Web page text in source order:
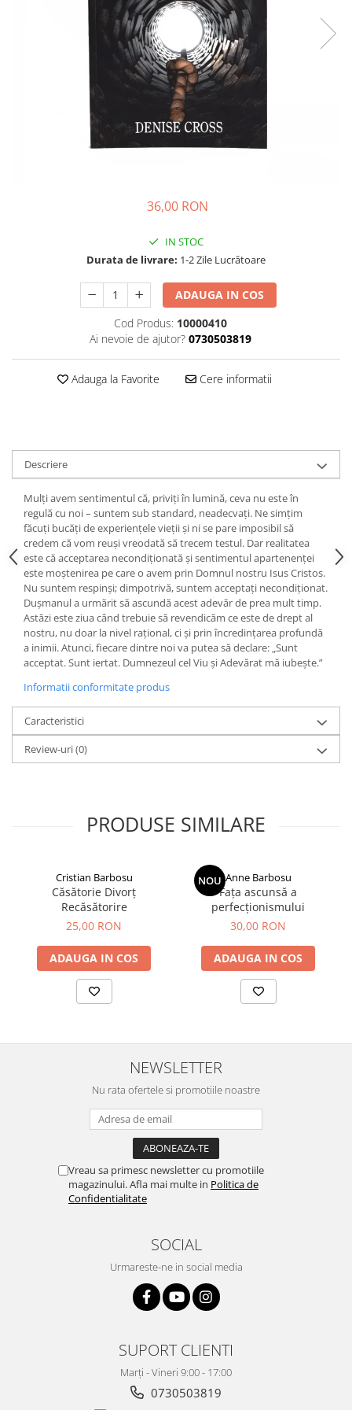
Prietenie, Logodnă și Căsătorie
Cărți de Colorat
Adolescenți și Tineri
Închinare prin Muzică
Devoționale/Meditații Biblice
Reviste
Poezii
36,00 RON
IN STOC
Durata de livrare: 1-2 Zile Lucrătoare
ADAUGA IN COS
Cod Produs: 10000410
Ai nevoie de ajutor? 0730503819
Adauga la Favorite Cere informatii
Descriere
Mulţi avem sentimentul că, priviţi în lumină, ceva nu este în
regulă cu noi – suntem sub standard, neadecvaţi. Ne simţim
făcuţi bucăţi de experienţele vieţii şi ni se pare imposibil să
credem că vom reuşi vreodată să trecem testul. Dar realitatea
este că acceptarea necondiţionată şi sentimentul apartenenţei
este moştenirea pe care o avem prin Domnul nostru Isus Cristos.
Nu suntem respinşi; dimpotrivă, suntem acceptaţi necondiţionat.
Duşmanul a urmărit să ascundă acest adevăr de prea mult timp.
Astăzi este ziua când trebuie să revendicăm ce este de drept al
nostru, nu doar la nivel raţional, ci şi prin încredinţarea profundă
a inimii. Atunci, fiecare dintre noi va putea să declare: „Sunt
acceptat. Sunt iertat. Dumnezeul cel Viu şi Adevărat mă iubeşte.”
Informatii conformitate produs
Caracteristici
Review-uri(0)
PRODUSE SIMILARE
Cristian Barbosu
Căsătorie Divorț
Recăsătorire
25,00 RON
ADAUGA IN COS
NOU Anne Barbosu
Fața ascunsă a
perfecționismului
30,00 RON
ADAUGA IN COS
NEWSLETTER
Nu rata ofertele si promotiile noastre
Vreau sa primesc newsletter cu promotiile
magazinului. Afla mai multe in Politica de
Confidentialitate
SOCIAL
Urmareste-ne in social media
SUPORT CLIENTI
Marți - Vineri 9:00 - 17:00
0730503819